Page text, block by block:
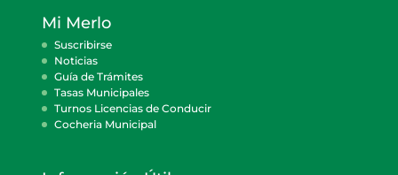
Mi Merlo
Suscribirse
Noticias
Guía de Trámites
Tasas Municipales
Turnos Licencias de Conducir
Cocheria Municipal